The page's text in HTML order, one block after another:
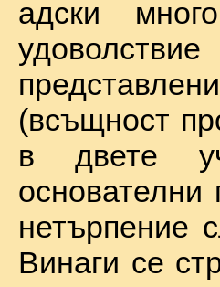
адски
(всъщност
в двете
нетърпение
Винаги се